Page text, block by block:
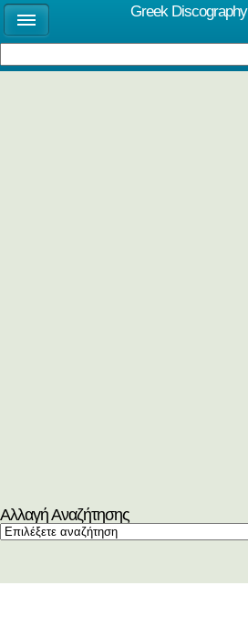
Αλλαγή Αναζήτησης
Greek Discography